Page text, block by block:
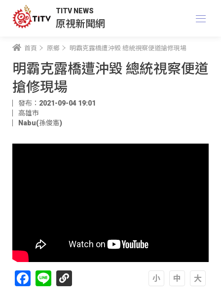
TITV NEWS
原視新聞網
首頁 原鄉 明霸克露橋遭沖毀 總統視察便道搶修現場
明霸克露橋遭沖毀 總統視察便道
搶修現場
發布：2021-09-04 19:01
高雄市
Nabu(孫俊憲)
Facebook
Line